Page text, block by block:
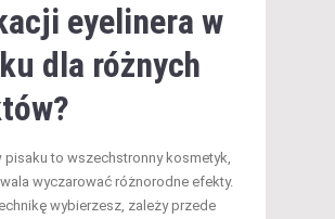
eyelinera w
dla różnych
pisaku to wszechstronny kosmetyk,
wyczarować różnorodne efekty.
wybierzesz, zależy przede